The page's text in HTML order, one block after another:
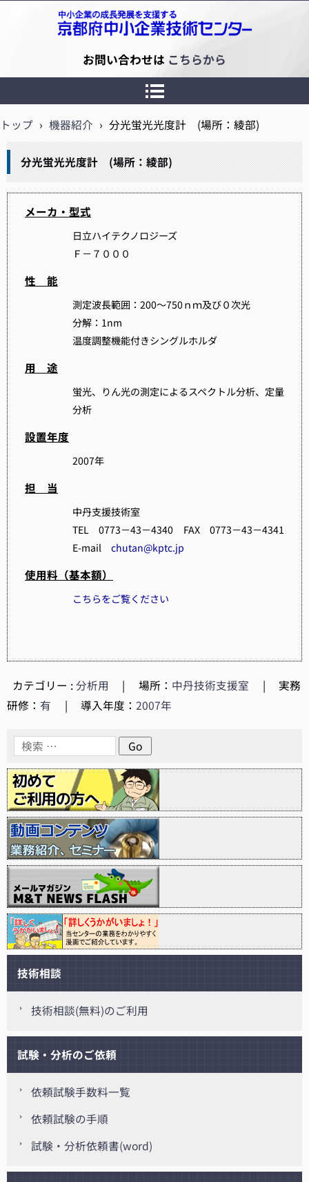
京都府中小企業技術センター
お問い合わせは こちらから
トップ › 機器紹介 › 分光蛍光光度計 (場所：綾部)
分光蛍光光度計 (場所：綾部)
メーカ・型式
日立ハイテクノロジーズ
Ｆ－７０００
性 能
測定波長範囲：200～750ｎｍ及び０次光
分解：1nm
温度調整機能付きシングルホルダ
用 途
蛍光、りん光の測定によるスペクトル分析、定量
分析
設置年度
2007年
担 当
中丹支援技術室
TEL 0773－43－4340 FAX 0773－43－4341
E-mail chutan@kptc.jp
使用料（基本額）
こちらをご覧ください
カテゴリー :分析用 | 場所： 中丹技術支援室 |
実務
研修： 有 | 導入年度：2007年
技術相談
技術相談(無料)のご利用
試験・分析のご依頼
依頼試験手数料一覧
依頼試験の手順
試験・分析依頼書(word)